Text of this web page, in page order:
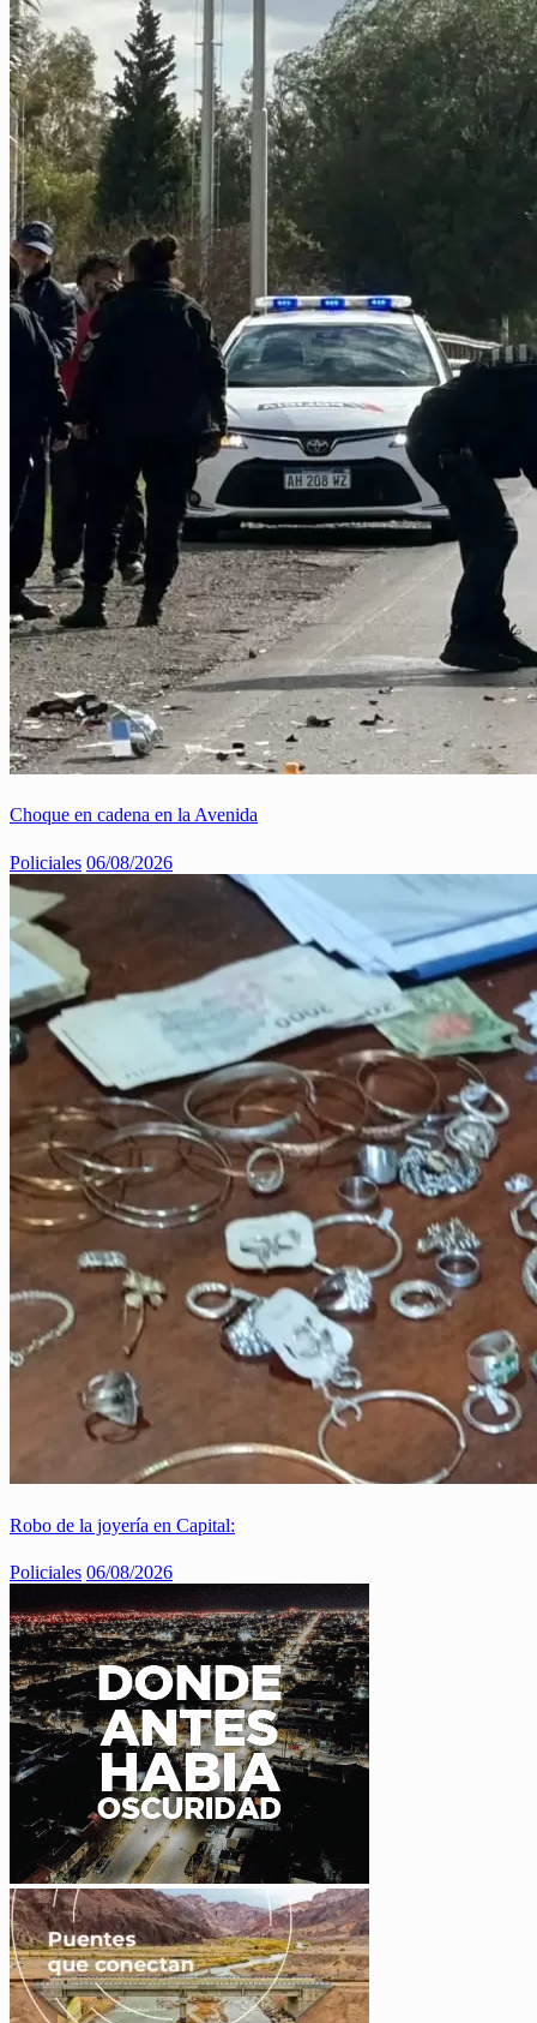
Choque en cadena en la Avenida
Policiales 06/08/2026
Robo de la joyería en Capital:
Policiales 06/08/2026